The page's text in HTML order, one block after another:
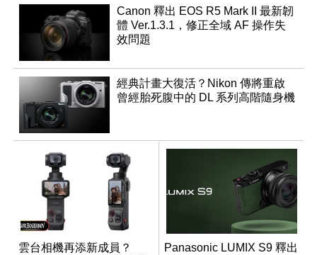
Canon 釋出 EOS R5 Mark II 最新韌
體 Ver.1.3.1，修正全域 AF 操作失
效問題
經典計畫大復活？Nikon 傳將重啟
曾經胎死腹中的 DL 系列高階隨身機
雲台相機再添新成員？
Panasonic LUMIX S9 釋出